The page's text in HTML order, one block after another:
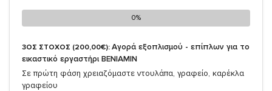
0%
0%
3ΟΣ ΣΤΟΧΟΣ (200,00€): Αγορά εξοπλισμού - επίπλων για το
εικαστικό εργαστήρι ΒΕΝΙΑΜΙΝ
Σε πρώτη φάση χρειαζόμαστε ντουλάπα, γραφείο, καρέκλα
γραφείου